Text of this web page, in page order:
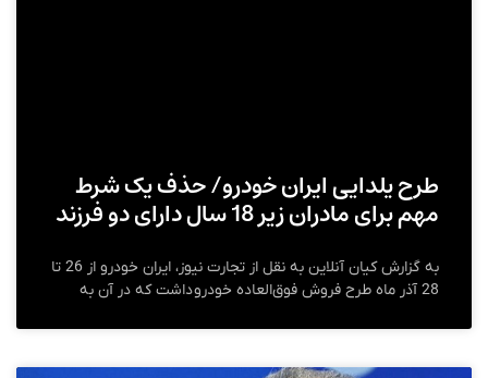
طرح یلدایی ایران خودرو/ حذف یک شرط
مهم برای مادران زیر 18 سال دارای دو فرزند
به گزارش کیان آنلاین به نقل از تجارت نیوز، ایران خودرو از 26 تا
28 آذر ماه طرح فروش فوق‌العاده خودرو داشت که در آن به